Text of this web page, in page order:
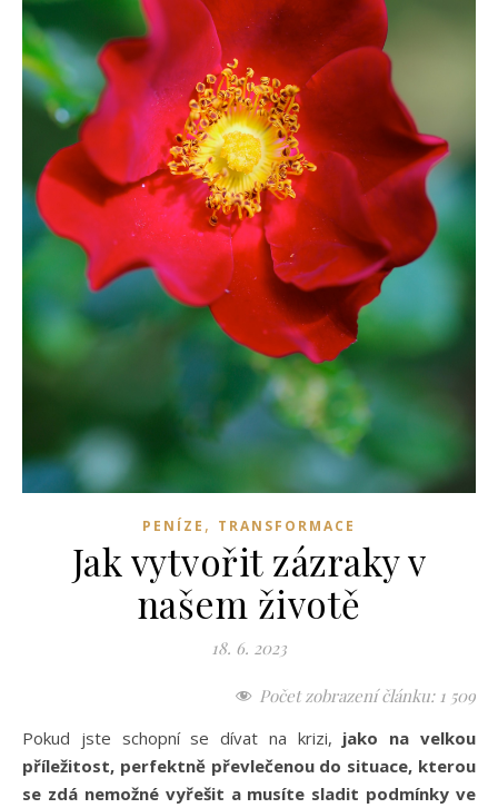
PENÍZE , TRANSFORMACE
Jak vytvořit zázraky v
našem životě
18. 6. 2023
Počet zobrazení článku: 1 509
Pokud jste schopní se dívat na krizi, jako na velkou
příležitost, perfektně převlečenou do situace, kterou
se zdá nemožné vyřešit a musíte sladit podmínky ve